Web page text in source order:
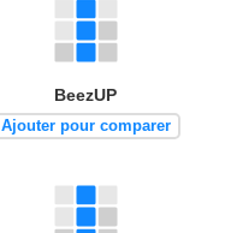
BeezUP
Ajouter pour comparer